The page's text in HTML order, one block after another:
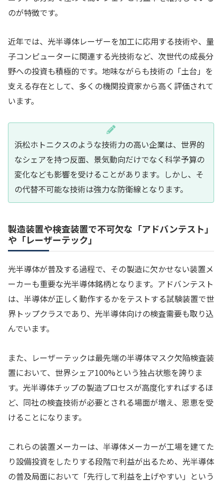
のが特徴です。
近年では、光半導体レーザーを加工に応用する技術や、量
子コンピューターに関連する光技術など、次世代の成長分
野への投資も積極的です。地味ながらも技術の「土台」を
支える存在として、多くの機関投資家から高く評価されて
います。
浜松ホトニクスのような技術力の高い企業は、世界的
なシェアを持つ反面、景気動向だけでなく科学予算の
変化なども影響を受けることがあります。しかし、そ
の代替不可能な技術は強力な防衛線となります。
製造装置や検査装置で不可欠な「アドバンテスト」
や「レーザーテック」
光半導体が普及する過程で、その製造に欠かせない装置メ
ーカーも重要な光半導体銘柄となります。アドバンテスト
は、半導体が正しく動作するかをテストする試験装置で世
界トップクラスであり、光半導体向けの検査需要も取り込
んでいます。
また、レーザーテックは最先端の半導体マスク欠陥検査装
置において、世界シェア100%という独占状態を誇りま
す。光半導体チップの製造プロセスが高度化すればするほ
ど、同社の検査技術が必要とされる場面が増え、恩恵を受
けることになります。
これらの装置メーカーは、半導体メーカーが工場を建てた
り設備投資をしたりする段階で利益が出るため、光半導体
の普及局面において「先行して利益を上げやすい」という